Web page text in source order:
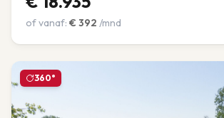
of vanaf: € 392 /mnd
360°